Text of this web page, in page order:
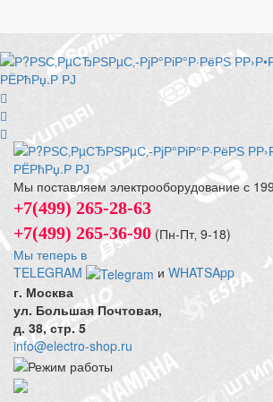
Мы поставляем электрооборудование с
+7(499) 265-28-63
+7(499) 265-36-90 (Пн-Пт‚ 9-18)
Мы теперь в
TELEGRAM
и WHATSApp
г. Москва
ул. Большая Почтовая,
д. 38, стр. 5
info@electro-shop.ru